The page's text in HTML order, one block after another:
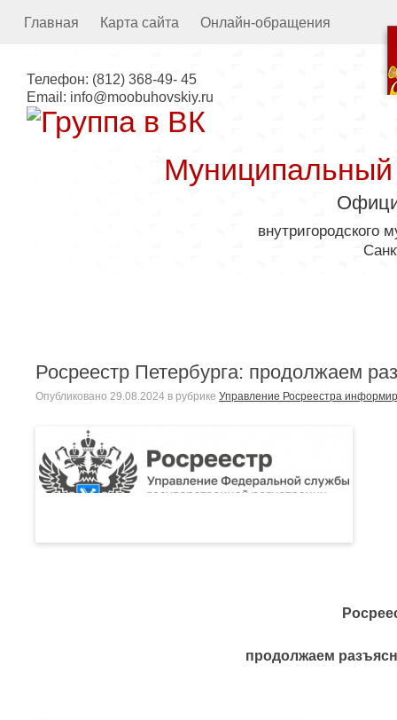
Главная Карта сайта Онлайн-обращения
Телефон: (812) 368-49- 45
Email: info@moobuhovskiy.ru
внутригородского
Росреестр Петербурга: продолжаем
Опубликовано 29.08.2024 в рубрике Управление Росреестра
продолжаем